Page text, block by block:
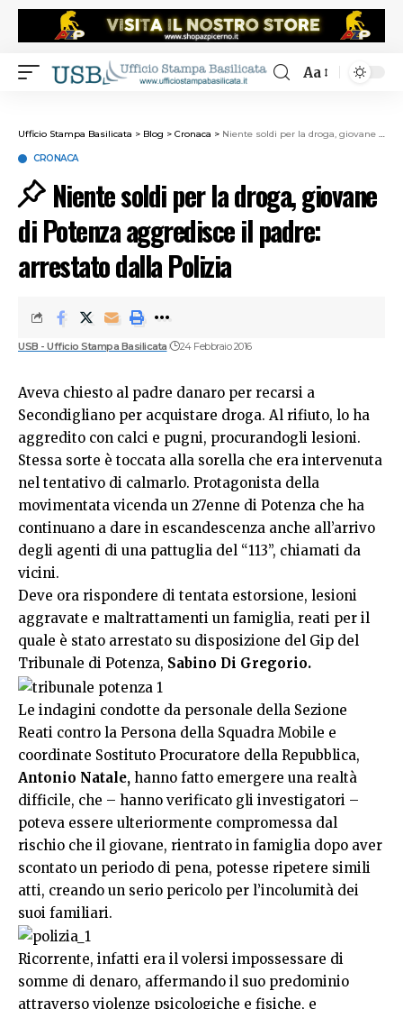
Aa
Ufficio Stampa Basilicata > Blog > Cronaca > Niente soldi per la droga, giovane di Potenza aggredisce il padre: arrestato dalla Polizia
CRONACA
Niente soldi per la droga, giovane
di Potenza aggredisce il padre:
arrestato dalla Polizia
USB - Ufficio Stampa Basilicata 24 Febbraio 2016
Aveva chiesto al padre danaro per recarsi a
Secondigliano per acquistare droga. Al rifiuto, lo ha
aggredito con calci e pugni, procurandogli lesioni.
Stessa sorte è toccata alla sorella che era intervenuta
nel tentativo di calmarlo. Protagonista della
movimentata vicenda un 27enne di Potenza che ha
continuano a dare in escandescenza anche all’arrivo
degli agenti di una pattuglia del “113”, chiamati da
vicini.
Deve ora rispondere di tentata estorsione, lesioni
aggravate e maltrattamenti un famiglia, reati per il
quale è stato arrestato su disposizione del Gip del
Tribunale di Potenza, Sabino Di Gregorio.
Le indagini condotte da personale della Sezione
Reati contro la Persona della Squadra Mobile e
coordinate Sostituto Procuratore della Repubblica,
Antonio Natale, hanno fatto emergere una realtà
difficile, che – hanno verificato gli investigatori –
poteva essere ulteriormente compromessa dal
rischio che il giovane, rientrato in famiglia dopo aver
scontato un periodo di pena, potesse ripetere simili
atti, creando un serio pericolo per l’incolumità dei
suoi familiari.
Ricorrente, infatti era il volersi impossessare di
somme di denaro, affermando il suo predominio
attraverso violenze psicologiche e fisiche, e